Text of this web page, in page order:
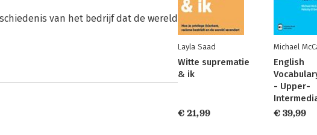
van het bedrijf dat de wereld
Layla Saad
Witte suprematie
& ik
€ 21,99
Michael
English
- Upper-
€ 39,99